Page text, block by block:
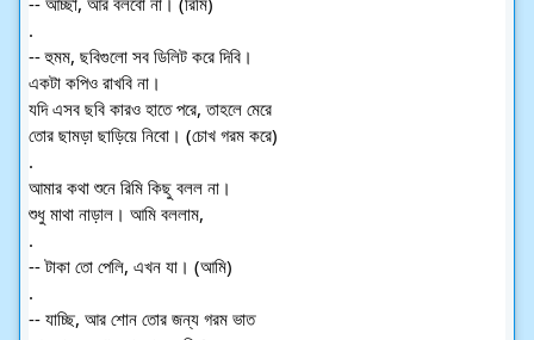
.
-- হুমম, ছবিগুলো সব ডিলিট করে দিবি।
একটা কপিও রাখবি না।
যদি এসব ছবি কারও হাতে পরে, তাহলে মেরে
তোর ছামড়া ছাড়িয়ে নিবো। (চোখ গরম করে)
.
আমার কথা শুনে রিমি কিছু বলল না।
শুধু মাথা নাড়াল। আমি বললাম,
.
-- টাকা তো পেলি, এখন যা। (আমি)
.
-- যাচ্ছি, আর শোন তোর জন্য গরম ভাত